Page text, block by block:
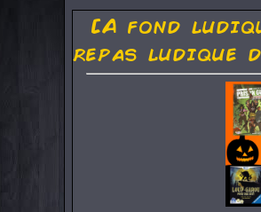
[A fond
repas ludique